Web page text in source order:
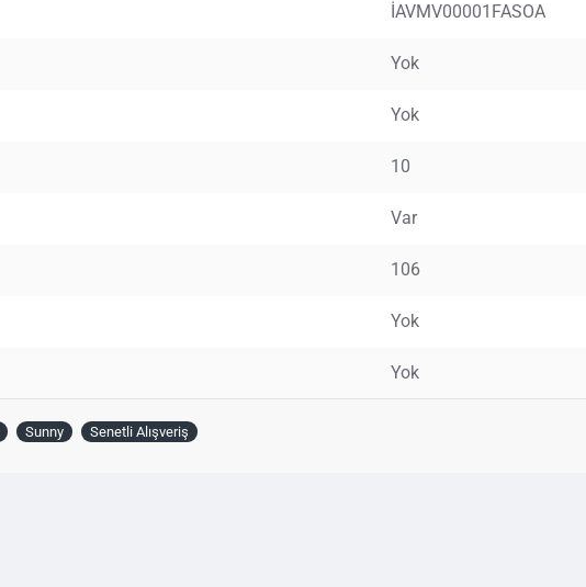
İAVMV00001FASOA
Yok
Yok
10
Var
106
Yok
Yok
Sunny Senetli Alışveriş